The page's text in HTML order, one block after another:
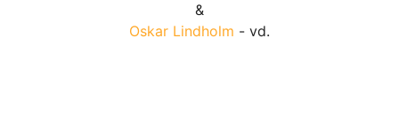
&
Oskar Lindholm - vd.